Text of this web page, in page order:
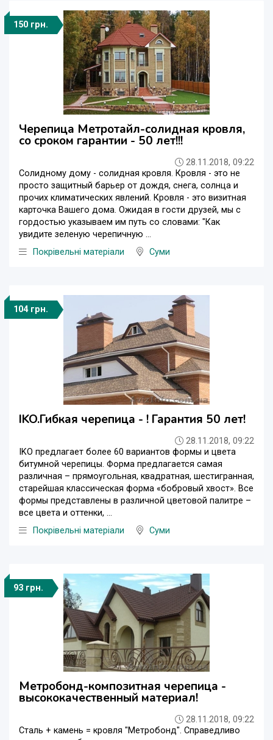
150 грн.
Черепица Метротайл-солидная кровля,
со сроком гарантии - 50 лет!!!
28.11.2018, 09:22
Солидному дому - солидная кровля. Кровля - это не
просто защитный барьер от дождя, снега, солнца и
прочих климатических явлений. Кровля - это визитная
карточка Вашего дома. Ожидая в гости друзей, мы с
гордостью указываем им путь со словами: "Как
увидите зеленую черепичную ...
Покрівельні матеріали
Суми
104 грн.
IKO.Гибкая черепица - ! Гарантия 50 лет!
28.11.2018, 09:22
IKO предлагает более 60 вариантов формы и цвета
битумной черепицы. Форма предлагается самая
различная – прямоугольная, квадратная, шестигранная,
старейшая классическая форма «бобровый хвост». Все
формы представлены в различной цветовой палитре –
все цвета и оттенки, ...
Покрівельні матеріали
Суми
93 грн.
Метробонд-композитная черепица -
высококачественный материал!
28.11.2018, 09:22
Сталь + камень = кровля "Метробонд". Справедливо